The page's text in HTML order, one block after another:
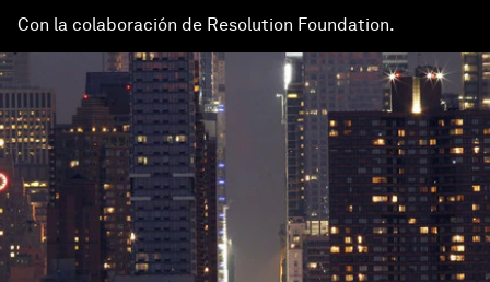
Con la colaboración de Resolution Foundation.